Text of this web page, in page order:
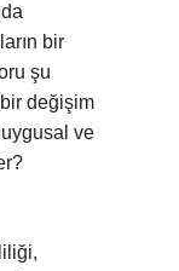
bir
şu
değişim
ve